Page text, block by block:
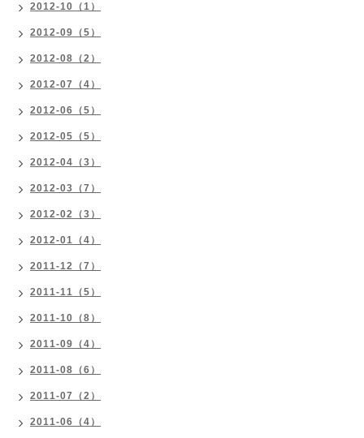
2012-10（1）
2012-09（5）
2012-08（2）
2012-07（4）
2012-06（5）
2012-05（5）
2012-04（3）
2012-03（7）
2012-02（3）
2012-01（4）
2011-12（7）
2011-11（5）
2011-10（8）
2011-09（4）
2011-08（6）
2011-07（2）
2011-06（4）